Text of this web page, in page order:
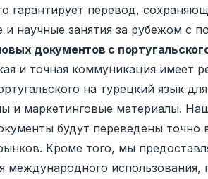
гарантирует перевод,
и научные занятия за рубежом
документов с
и точная коммуникация
на турецкий язык
и маркетинговые материалы.
будут переведены
Кроме того, мы
международного